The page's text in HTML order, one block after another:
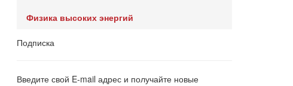
Физика высоких энергий
Подписка
Введите свой E-mail адрес и получайте новые